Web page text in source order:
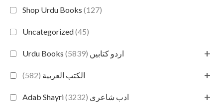
Shop Urdu Books (127)
Uncategorized(45)
Urdu Books اردو کتابیں (5839) +
الكتب العربية (582) +
Adab Shayri ادب شاعری (3232) +